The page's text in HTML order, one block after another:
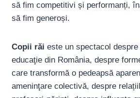
să fim competitivi și performanți,
să fim generoși.
Copii răi este un spectacol
educaţie din România, despre
care transformă o pedeapsă
ameninţare colectivă, despre